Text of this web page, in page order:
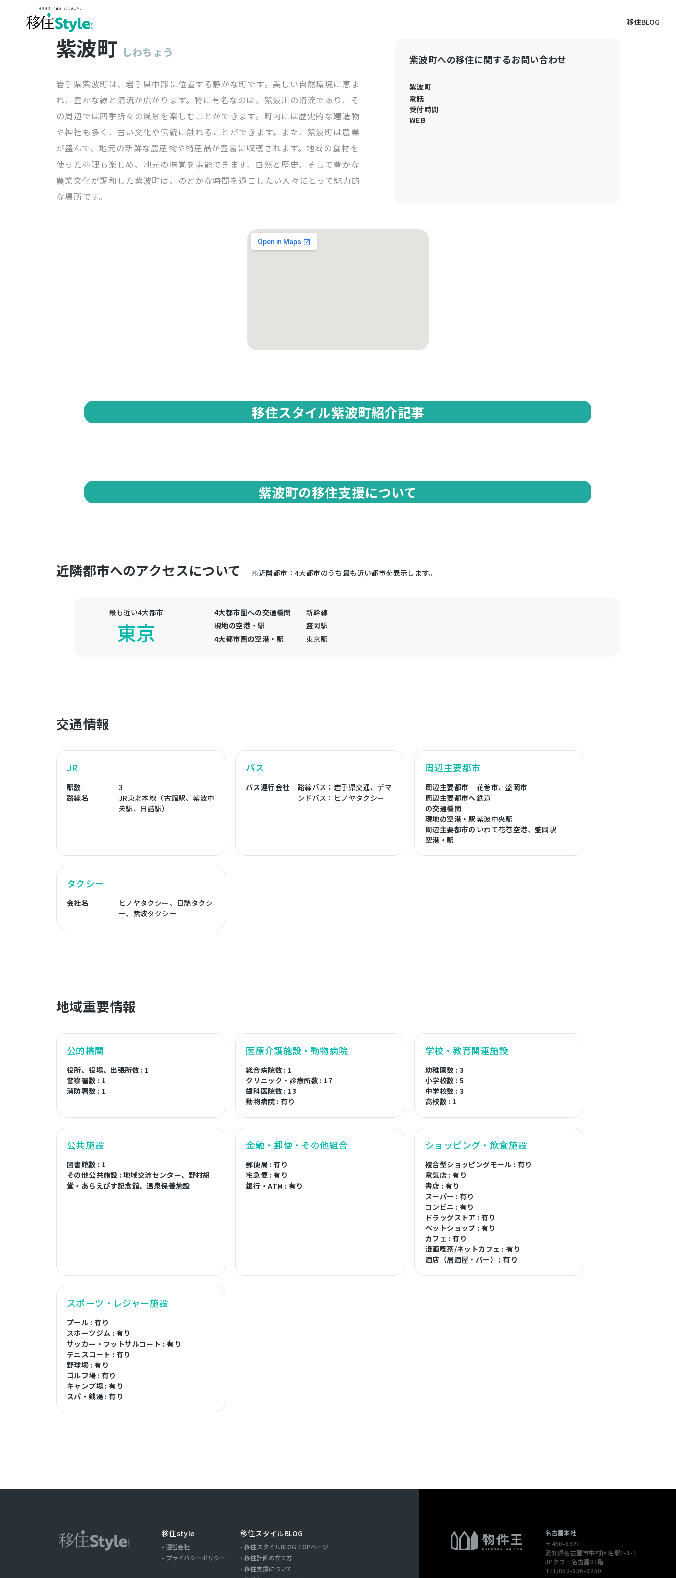
移住BLOG
紫波町 しわちょう
岩手県紫波町は、岩手県中部に位置する静かな町です。美しい自然環境に恵ま
れ、豊かな緑と清流が広がります。特に有名なのは、紫波川の清流であり、そ
の周辺では四季折々の風景を楽しむことができます。町内には歴史的な建造物
や神社も多く、古い文化や伝統に触れることができます。また、紫波町は農業
が盛んで、地元の新鮮な農産物や特産品が豊富に収穫されます。地域の食材を
使った料理も楽しめ、地元の味覚を堪能できます。自然と歴史、そして豊かな
農業文化が調和した紫波町は、のどかな時間を過ごしたい人々にとって魅力的
な場所です。
紫波町への移住に関するお問い合わせ
紫波町
電話
受付時間
WEB
移住スタイル紫波町紹介記事
紫波町の移住支援について
近隣都市へのアクセスについて ※近隣都市：4大都市のうち最も近い都市を表示します。
最も近い4大都市
東京
4大都市圏への交通機関
新幹線
現地の空港・駅
盛岡駅
4大都市圏の空港・駅
東京駅
交通情報
JR
駅数
3
路線名
JR東北本線（古館駅、紫波中
央駅、日詰駅）
バス
バス運行会社
路線バス：岩手県交通、デマ
ンドバス：ヒノヤタクシー
周辺主要都市
周辺主要都市
花巻市、盛岡市
周辺主要都市へ
の交通機関
鉄道
現地の空港・駅 紫波中央駅
周辺主要都市の
空港・駅
いわて花巻空港、盛岡駅
タクシー
会社名
ヒノヤタクシー、日詰タクシ
ー、紫波タクシー
地域重要情報
公的機関
役所、役場、出張所数 : 1
警察署数 : 1
消防署数 : 1
医療介護施設・動物病院
総合病院数 : 1
クリニック・診療所数 : 17
歯科医院数 : 13
動物病院 : 有り
学校・教育関連施設
幼稚園数 : 3
小学校数 : 5
中学校数 : 3
高校数 : 1
公共施設
図書館数 : 1
その他公共施設 : 地域交流センター、野村胡
堂・あらえびす記念館、温泉保養施設
金融・郵便・その他組合
郵便局 : 有り
宅急便 : 有り
銀行・ATM : 有り
ショッピング・飲食施設
複合型ショッピングモール : 有り
電気店 : 有り
書店 : 有り
スーパー : 有り
コンビニ : 有り
ドラッグストア : 有り
ペットショップ : 有り
カフェ : 有り
漫画喫茶/ネットカフェ : 有り
酒店（居酒屋・バー） : 有り
スポーツ・レジャー施設
プール : 有り
スポーツジム : 有り
サッカー・フットサルコート : 有り
テニスコート : 有り
野球場 : 有り
ゴルフ場 : 有り
キャンプ場 : 有り
スパ・銭湯 : 有り
移住style
運営会社
プライバシーポリシー
移住スタイルBLOG
移住スタイルBLOG TOPページ
移住計画の立て方
移住支援について
名古屋本社
〒450-6321
愛知県名古屋市中村区名駅1-1-1
JPタワー名古屋21階
TEL:052-856-3250